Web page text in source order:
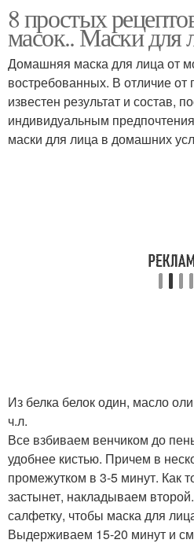
8 простых
масок.. Маски для
Домашняя маска для лица от
востребованных. В отличие от
известен результат и состав,
индивидуальным
маски для лица в домашних
Из белка белок один, масло
ч.л.
Все взбиваем венчиком до
удобнее кистью. Причем в
промежутком в 3-5 минут. Как
застынет, накладываем
салфетку, чтобы маска для
Выдерживаем 15-20 минут и